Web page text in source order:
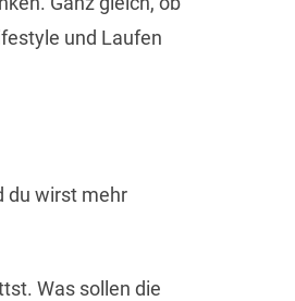
und Laufen
du wirst mehr
Was sollen die